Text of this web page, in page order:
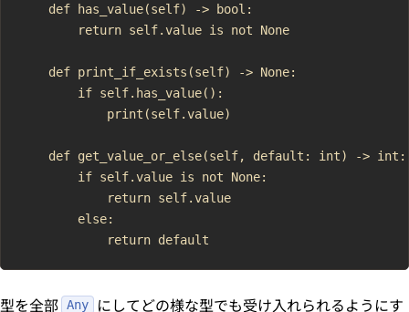
    def has_value(self) -> bool:
        return self.value is not None
    def print_if_exists(self) -> None:
        if self.has_value():
            print(self.value)
    def get_value_or_else(self, default: int) -> int:
        if self.value is not None:
            return self.value
        else:
型を全部 Any
にしてどの様な型でも受け入れられるようにす